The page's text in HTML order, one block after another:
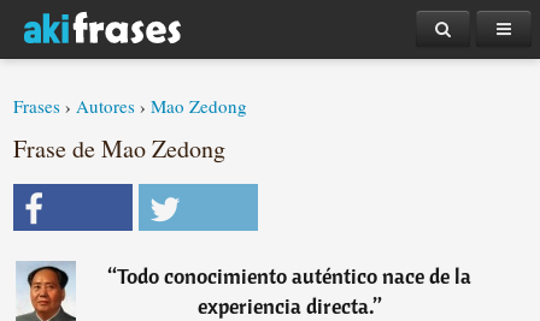
Frases ›Autores ›Mao Zedong
Frase de Mao Zedong
“Todo conocimiento auténtico nace de la
experiencia directa.”